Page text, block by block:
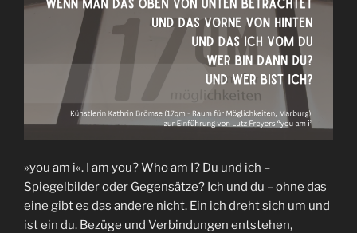
»you am i«. I am you? Who am I? Du und ich –
Spiegelbilder oder Gegensätze? Ich und du – ohne das
eine gibt es das andere nicht. Ein ich dreht sich um und
ist ein du. Bezüge und Verbindungen entstehen,